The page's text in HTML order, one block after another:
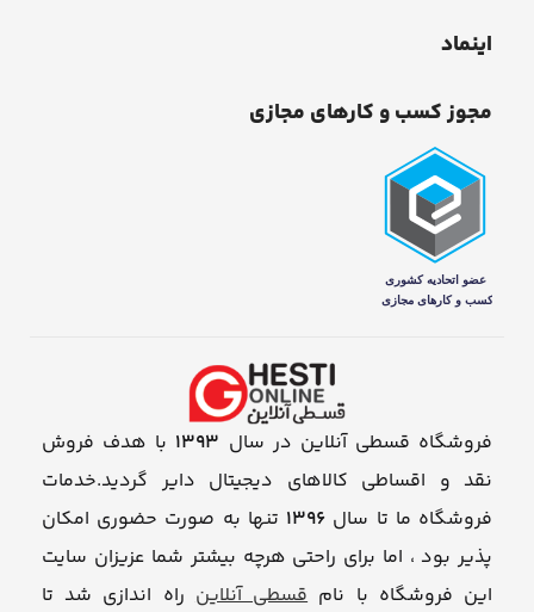
اینماد
مجوز کسب و کارهای مجازی
فروشگاه قسطی آنلاین در سال 1393 با هدف فروش
نقد و اقساطی کالاهای دیجیتال دایر گردید.خدمات
فروشگاه ما تا سال 1396 تنها به صورت حضوری امکان
پذیر بود ، اما برای راحتی هرچه بیشتر شما عزیزان سایت
این فروشگاه با نامقسطی آنلاین راه اندازی شد تا